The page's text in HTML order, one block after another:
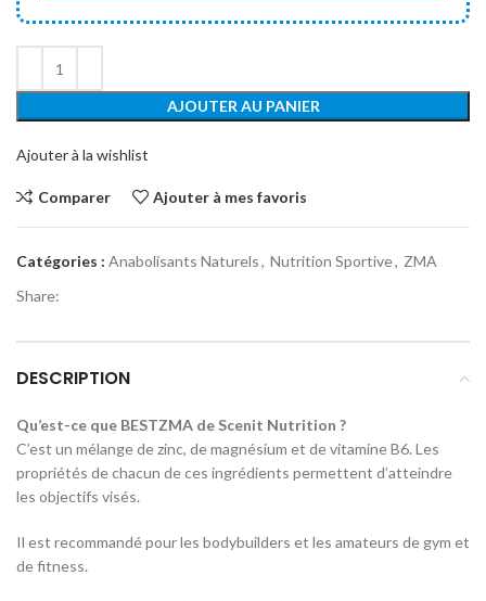
AJOUTER AU PANIER
Ajouter à la wishlist
Comparer Ajouter à mes favoris
Catégories : Anabolisants Naturels, Nutrition Sportive, ZMA
Share:
DESCRIPTION
Qu’est-ce que BESTZMA de Scenit Nutrition ?
C’est un mélange de zinc, de magnésium et de vitamine B6. Les
propriétés de chacun de ces ingrédients permettent d’atteindre
les objectifs visés.
Il est recommandé pour les bodybuilders et les amateurs de gym et
de fitness.